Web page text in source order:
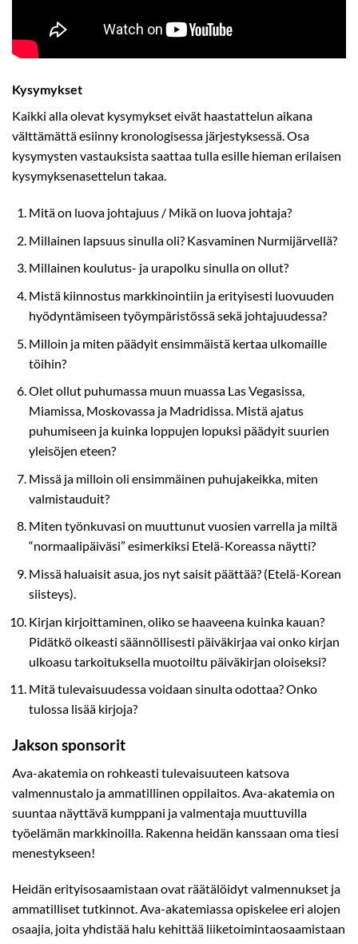
Kysymykset
Kaikki alla olevat kysymykset eivät haastattelun aikana
välttämättä esiinny kronologisessa järjestyksessä. Osa
kysymysten vastauksista saattaa tulla esille hieman erilaisen
kysymyksenasettelun takaa.
Mitä on luova johtajuus / Mikä on luova johtaja?
Millainen lapsuus sinulla oli? Kasvaminen Nurmijärvellä?
Millainen koulutus- ja urapolku sinulla on ollut?
Mistä kiinnostus markkinointiin ja erityisesti luovuuden
hyödyntämiseen työympäristössä sekä johtajuudessa?
Milloin ja miten päädyit ensimmäistä kertaa ulkomaille
töihin?
Olet ollut puhumassa muun muassa Las Vegasissa,
Miamissa, Moskovassa ja Madridissa. Mistä ajatus
puhumiseen ja kuinka loppujen lopuksi päädyit suurien
yleisöjen eteen?
Missä ja milloin oli ensimmäinen puhujakeikka, miten
valmistauduit?
Miten työnkuvasi on muuttunut vuosien varrella ja miltä
“normaalipäiväsi” esimerkiksi Etelä-Koreassa näytti?
Missä haluaisit asua, jos nyt saisit päättää? (Etelä-Korean
siisteys).
Kirjan kirjoittaminen, oliko se haaveena kuinka kauan?
Pidätkö oikeasti säännöllisesti päiväkirjaa vai onko kirjan
ulkoasu tarkoituksella muotoiltu päiväkirjan oloiseksi?
Mitä tulevaisuudessa voidaan sinulta odottaa? Onko
tulossa lisää kirjoja?
Jakson sponsorit
Ava-akatemia on rohkeasti tulevaisuuteen katsova
valmennustalo ja ammatillinen oppilaitos. Ava-akatemia on
suuntaa näyttävä kumppani ja valmentaja muuttuvilla
työelämän markkinoilla. Rakenna heidän kanssaan oma tiesi
menestykseen!
Heidän erityisosaamistaan ovat räätälöidyt valmennukset ja
ammatilliset tutkinnot. Ava-akatemiassa opiskelee eri alojen
osaajia, joita yhdistää halu kehittää liiketoimintaosaamistaan